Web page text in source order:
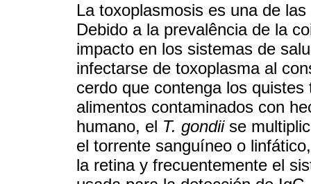
La toxoplasmosis es una de
Debido a la prevalência de la
impacto en los sistemas de
infectarse de toxoplasma al
cerdo que contenga los
alimentos contaminados con
humano, el T. gondiise
el torrente sanguíneo o
la retina y frecuentemente el